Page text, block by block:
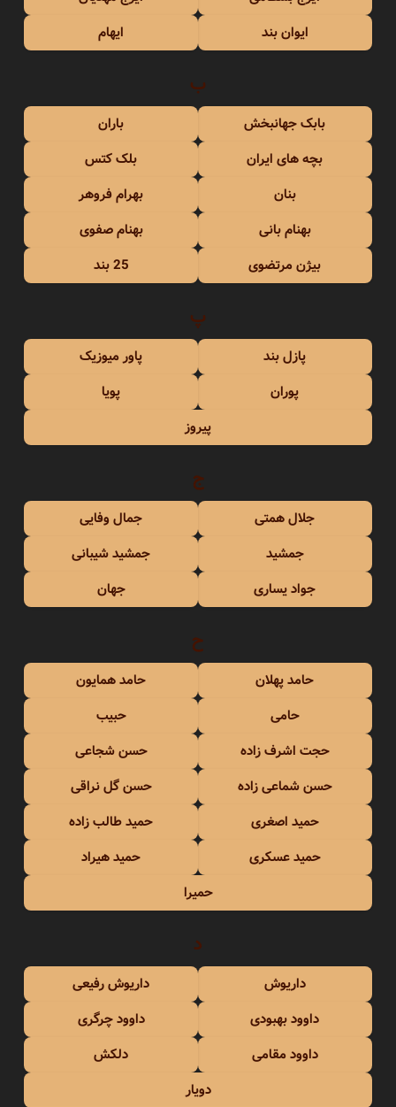
ایوان بند
ایهام
ب
بابک جهانبخش
باران
بچه های ایران
بلک کتس
بنان
بهرام فروهر
بهنام بانی
بهنام صفوی
بیژن مرتضوی
25 بند
پ
پازل بند
پاور میوزیک
پوران
پویا
پیروز
ج
جلال همتی
جمال وفایی
جمشید
جمشید شیبانی
جواد یساری
جهان
ح
حامد پهلان
حامد همایون
حامی
حبیب
حجت اشرف زاده
حسن شجاعی
حسن شماعی زاده
حسن گل نراقی
حمید اصغری
حمید طالب زاده
حمید عسکری
حمید هیراد
حمیرا
د
داریوش
داریوش رفیعی
داوود بهبودی
داوود چرگری
داوود مقامی
دلکش
دویار